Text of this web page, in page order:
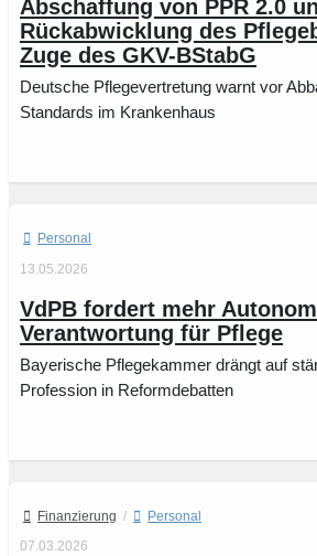
Abschaffung von PPR 2.0
Rückabwicklung des
Zuge des GKV-BStabG
Deutsche Pflegevertretung warnt vor
Standards im Krankenhaus
Personal
13.05.2026
VdPB fordert mehr
Verantwortung für Pflege
Bayerische Pflegekammer drängt auf
Profession in Reformdebatten
Finanzierung /
Personal
07.03.2026